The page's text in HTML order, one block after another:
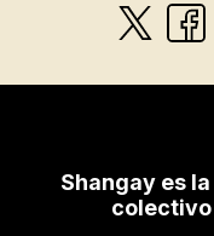
Shangay es
colectivo